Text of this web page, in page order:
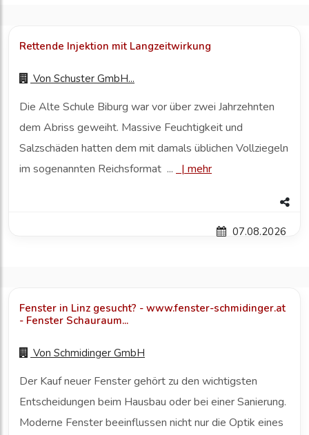
Rettende Injektion mit Langzeitwirkung
Von Schuster GmbH...
Die Alte Schule Biburg war vor über zwei Jahrzehnten
dem Abriss geweiht. Massive Feuchtigkeit und
Salzschäden hatten dem mit damals üblichen Vollziegeln
im sogenannten Reichsformat ...
| mehr
07.08.2026
Fenster in Linz gesucht? - www.fenster-schmidinger.at
- Fenster Schauraum...
Von Schmidinger GmbH
Der Kauf neuer Fenster gehört zu den wichtigsten
Entscheidungen beim Hausbau oder bei einer Sanierung.
Moderne Fenster beeinflussen nicht nur die Optik eines